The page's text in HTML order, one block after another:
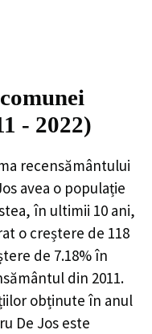
- 2022)
recensământului
avea o populație
în ultimii 10 ani,
o creștere de 118
de 7.18%în
din 2011.
obținute în anul
De Jos este